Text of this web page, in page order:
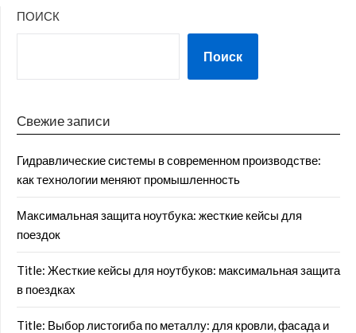
ПОИСК
Поиск
Свежие записи
Гидравлические системы в современном производстве:
как технологии меняют промышленность
Максимальная защита ноутбука: жесткие кейсы для
поездок
Title: Жесткие кейсы для ноутбуков: максимальная защита
в поездках
Title: Выбор листогиба по металлу: для кровли, фасада и